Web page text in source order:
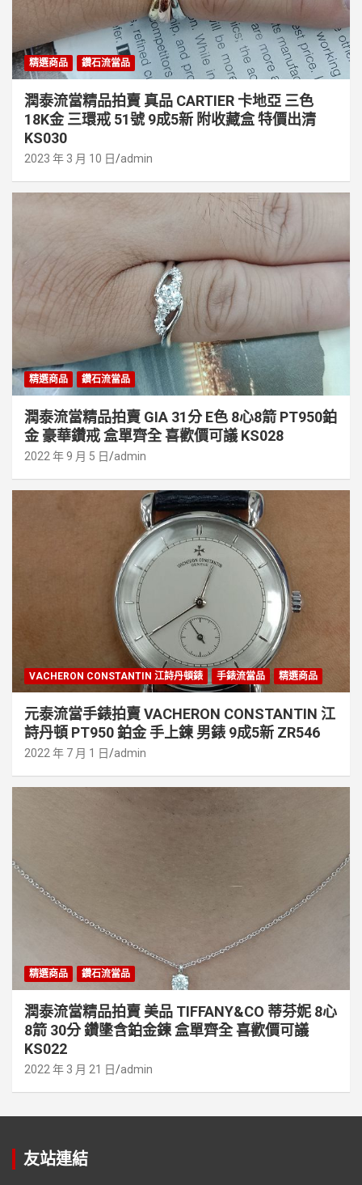
精選商品 鑽石流當品
潤泰流當精品拍賣 真品 CARTIER 卡地亞 三色
18K金 三環戒 51號 9成5新 附收藏盒 特價出清
KS030
2023 年 3 月 10 日 admin
精選商品 鑽石流當品
潤泰流當精品拍賣 GIA 31分 E色 8心8箭 PT950鉑
金 豪華鑽戒 盒單齊全 喜歡價可議 KS028
2022 年 9 月 5 日 admin
VACHERON CONSTANTIN 江詩丹頓錶 手錶流當品 精選商品
元泰流當手錶拍賣 VACHERON CONSTANTIN 江
詩丹頓 PT950 鉑金 手上鍊 男錶 9成5新 ZR546
2022 年 7 月 1 日 admin
精選商品 鑽石流當品
潤泰流當精品拍賣 美品 TIFFANY&CO 蒂芬妮 8心
8箭 30分 鑽墬含鉑金鍊 盒單齊全 喜歡價可議
KS022
2022 年 3 月 21 日 admin
友站連結